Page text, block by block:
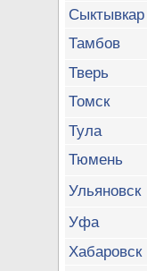
Сыктывкар
Тамбов
Тверь
Томск
Тула
Тюмень
Ульяновск
Уфа
Хабаровск